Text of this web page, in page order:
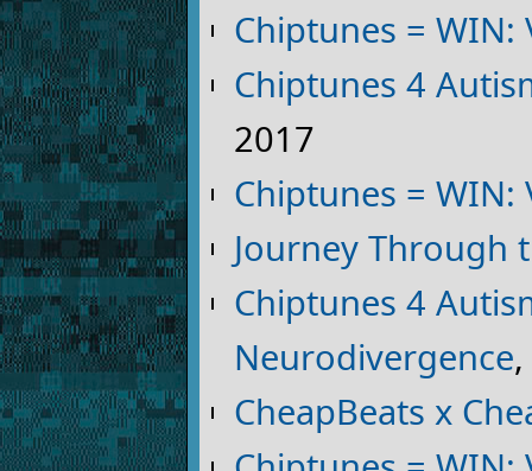
Chiptunes = WIN:
Chiptunes 4
2017
Chiptunes = WIN:
Journey Through
Chiptunes 4
Neurodivergence
CheapBeats x